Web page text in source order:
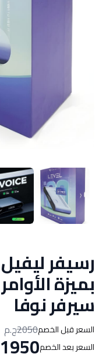
سيرفر نوفا
السعر قبل الخصم2050ج.م
السعر بعد الخصم1950